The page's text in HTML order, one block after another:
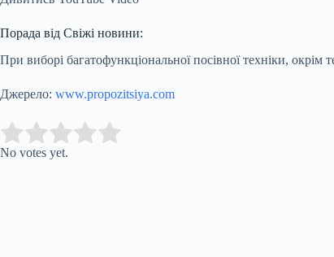
Порада від Свіжі новини:
При виборі багатофункціональної посівної техніки, окрім
Джерело: www.propozitsiya.com
Rate this item:
No votes yet.